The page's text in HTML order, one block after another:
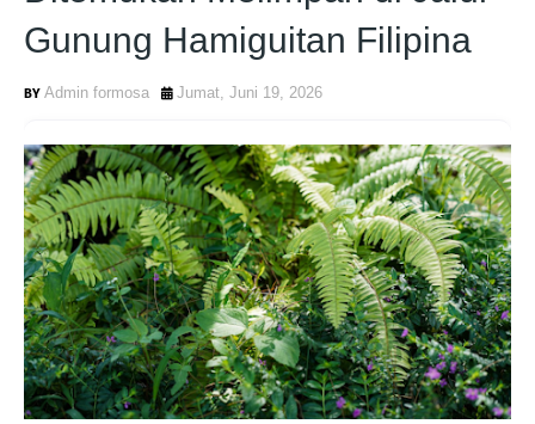
Gunung Hamiguitan Filipina
Admin formosa Jumat, Juni 19, 2026